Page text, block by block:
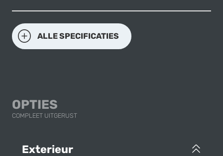
ALLE SPECIFICATIES
OPTIES
COMPLEET UITGERUST
Exterieur